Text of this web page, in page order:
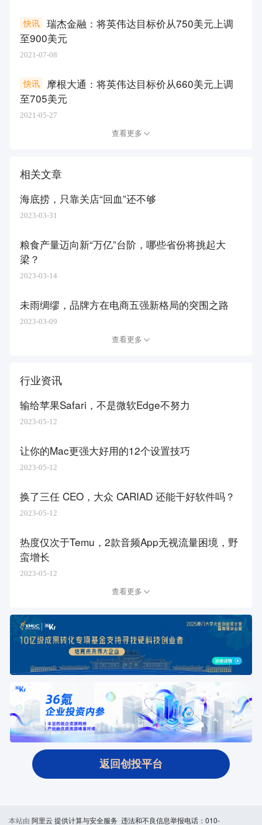
瑞杰金融：将英伟达目标价从750美元上调
至900美元
快讯
2021-07-08
摩根大通：将英伟达目标价从660美元上调
至705美元
快讯
2021-05-27
查看更多
相关文章
海底捞，只靠关店“回血”还不够
2023-03-31
粮食产量迈向新“万亿”台阶，哪些省份将挑起大
梁？
2023-03-14
未雨绸缪，品牌方在电商五强新格局的突围之路
2023-03-09
查看更多
行业资讯
输给苹果Safari，不是微软Edge不努力
2023-05-12
让你的Mac更强大好用的12个设置技巧
2023-05-12
换了三任 CEO，大众 CARIAD 还能干好软件吗？
2023-05-12
热度仅次于Temu，2款音频App无视流量困境，野
蛮增长
2023-05-12
查看更多
返回创投平台
本站由 阿里云 提供计算与安全服务 违法和不良信息举报电话：010-